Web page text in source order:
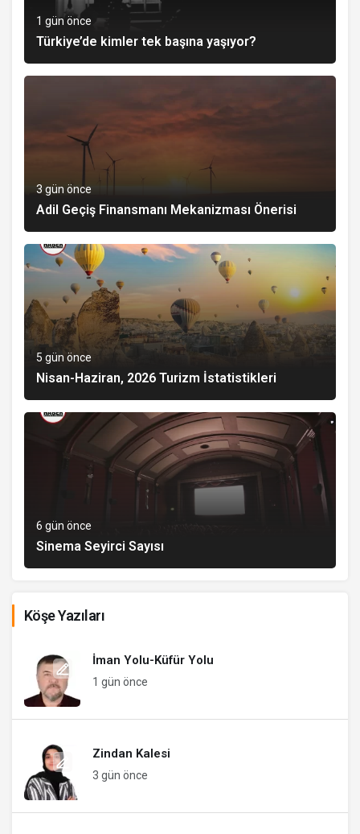
1 gün önce
Türkiye’de kimler tek başına yaşıyor?
3 gün önce
Adil Geçiş Finansmanı Mekanizması Önerisi
5 gün önce
Nisan-Haziran, 2026 Turizm İstatistikleri
6 gün önce
Sinema Seyirci Sayısı
Köşe Yazıları
İman Yolu-Küfür Yolu
1 gün önce
Zindan Kalesi
3 gün önce